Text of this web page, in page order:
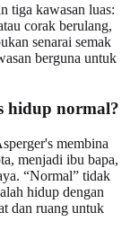
tiga kawasan luas:
corak berulang,
senarai semak
berguna untuk
hidup normal?
membina
menjadi ibu bapa,
“Normal” tidak
hidup dengan
dan ruang untuk